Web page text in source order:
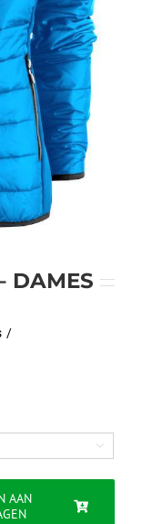
DAMES

AAN